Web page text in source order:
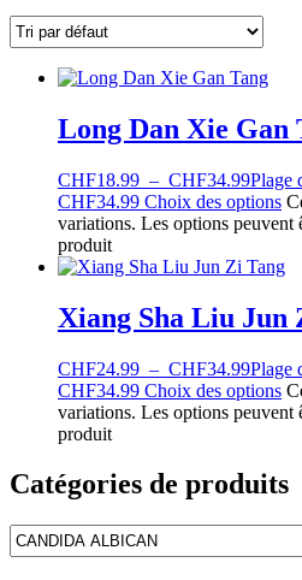
Long Dan Xie Gan
CHF18.99 – CHF34.99Plage
CHF34.99 Choix des options
variations. Les options peuvent
produit
Xiang Sha Liu Jun
CHF24.99 – CHF34.99Plage
CHF34.99 Choix des options
variations. Les options peuvent
produit
Catégories de produits